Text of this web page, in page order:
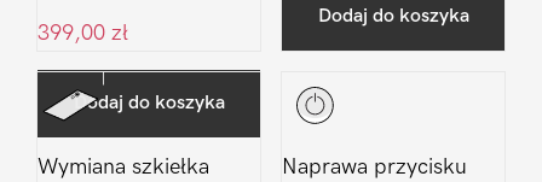
399,00 zł
Dodaj do koszyka
Dodaj do koszyka
Wymiana szkiełka
Naprawa przycisku